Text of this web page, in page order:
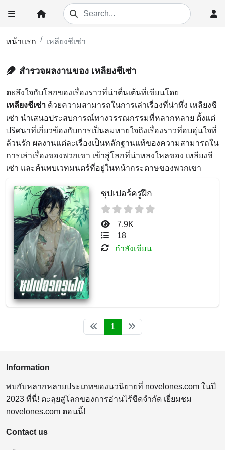
หน้าแรก เหลียงชีเซ่า
สำรวจผลงานของ เหลียงชีเซ่า
ตะลึงใจกับโลกของเรื่องราวที่น่าตื่นเต้นที่เขียนโดย
เหลียงชีเซ่า ด้วยความสามารถในการเล่าเรื่องที่น่าทึ่ง เหลียงชี
เซ่า นำเสนอประสบการณ์ทางวรรณกรรมที่หลากหลาย ตั้งแต่
ปริศนาที่เกี่ยวข้องกับการเป็นลมหายใจถึงเรื่องราวที่อบอุ่นใจที่
ล้วนรัก ผลงานแต่ละเรื่องเป็นหลักฐานแท้ของความสามารถใน
การเล่าเรื่องของพวกเขา เข้าสู่โลกที่น่าหลงใหลของ เหลียงชี
เซ่า และค้นพบเวทมนตร์ที่อยู่ในหน้ากระดาษของพวกเขา
ซุปเปอร์ครูฝึก
7.9K
18
กำลังเขียน
1
Information
พบกับหลากหลายประเภทของนวนิยายที่ novelones.com ในปี
2023 ที่นี่! ตะลุยสู่โลกของการอ่านไร้ขีดจำกัด เยี่ยมชม
novelones.com ตอนนี้!
Contact us